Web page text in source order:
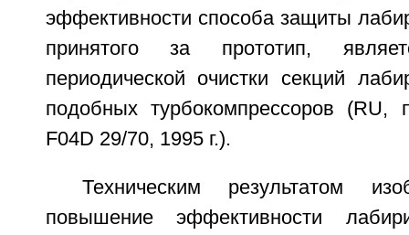
эффективности способа защиты
принятого за прототип,
периодической очистки секций
подобных турбокомпрессоров
F04D 29/70, 1995 г.).
Техническим результатом
повышение эффективности